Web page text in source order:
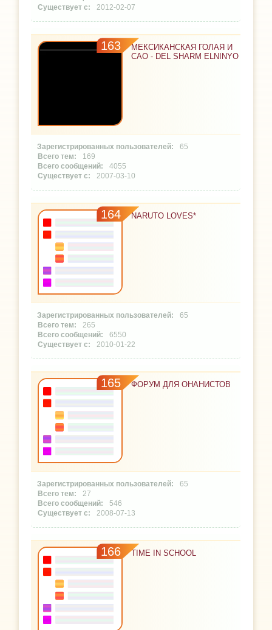
2012-02-07
163
МЕКСИКАНСКАЯ ГОЛАЯ И
САО - DEL SHARM ELNINYO
65
169
4055
2007-03-10
164 NARUTO LOVES*
65
265
6550
2010-01-22
165 ФОРУМ ДЛЯ ОНАНИСТОВ
65
27
546
2008-07-13
166 TIME IN SCHOOL